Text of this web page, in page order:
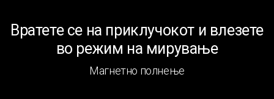
Вратете се на приклучокот и влезете
во режим на мирување
Магнетно полнење